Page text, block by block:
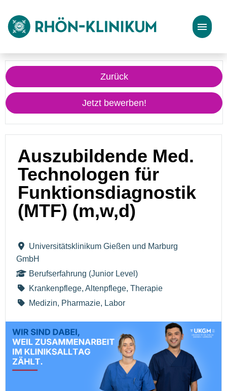
Stellenangebote
Bewerbungstipps
Zurück
Jetzt bewerben!
Auszubildende Med.
Technologen für
Funktionsdiagnostik
(MTF) (m,w,d)
Universitätsklinikum Gießen und Marburg
GmbH
Berufserfahrung (Junior Level)
Krankenpflege, Altenpflege, Therapie
Medizin, Pharmazie, Labor